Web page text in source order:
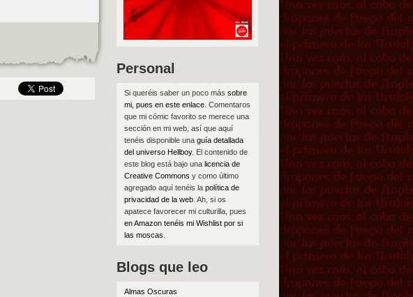
Personal
Si queréis saber un poco más sobre
mi, pues en este enlace. Comentaros
que mi cómic favorito se merece una
sección en mi web, así que aquí
tenéis disponible una guía detallada
del universo Hellboy. El contenido de
este blog está bajo una licencia de
Creative Commons y como último
agregado aquí tenéis la política de
privacidad de la web. Ah, si os
apatece favorecer mi culturilla, pues
en Amazon tenéis mi Wishlist por si
las moscas
Blogs que leo
Almas Oscuras